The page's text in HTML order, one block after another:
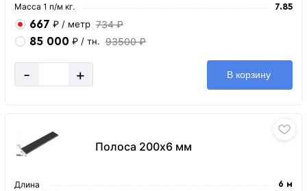
Масса 1 п/м кг. 7.85
667 ₽ / метр 734 ₽
85 000 ₽ / тн. 93500 ₽
- + В корзину
Полоса 200х6 мм
Длина 6 м